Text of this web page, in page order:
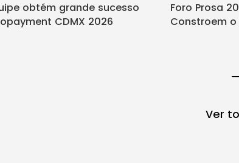
obtém grande sucesso
CDMX 2026
Foro Prosa
Constroem o
Ver